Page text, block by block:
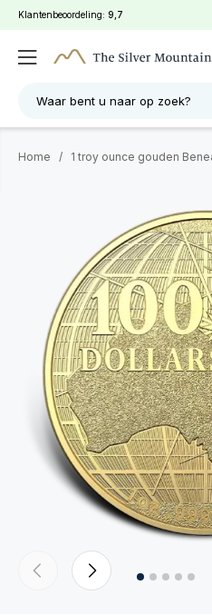
Klantenbeoordeling: 9,7
Waar bent u naar op zoek?
Home / 1 troy ounce gouden